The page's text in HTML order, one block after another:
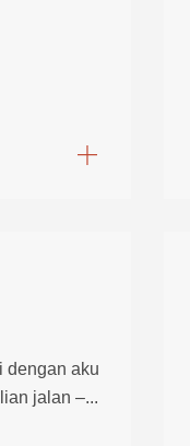
dengan aku
jalan –...